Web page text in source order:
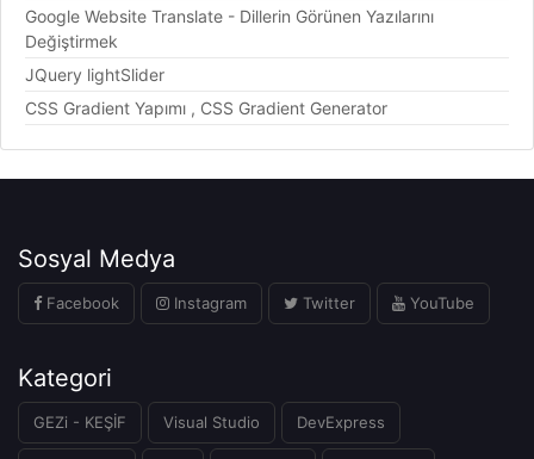
Google Website Translate - Dillerin Görünen Yazılarını
Değiştirmek
JQuery lightSlider
CSS Gradient Yapımı , CSS Gradient Generator
Sosyal Medya
Facebook Instagram Twitter YouTube
Kategori
GEZi - KEŞİF Visual Studio DevExpress